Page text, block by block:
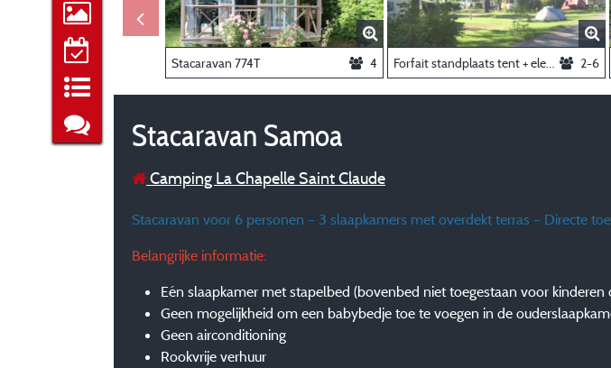
Stacaravan 774T 4 Forfait standplaats tent + elektriciteit 10 A + voertuig 2-6
Stacaravan Samoa
Camping La Chapelle Saint Claude
Stacaravan voor 6 personen – 3 slaapkamers met overdekt terras – Directe
Belangrijke informatie:
Eén slaapkamer met stapelbed (bovenbed niet toegestaan voor
Geen mogelijkheid om een babybedje toe te voegen in de
Geen airconditioning
Rookvrije verhuur